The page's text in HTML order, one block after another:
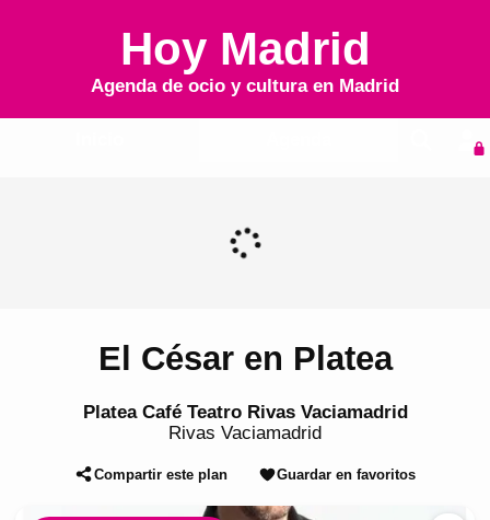
Hoy Madrid
Agenda de ocio y cultura en Madrid
El César en Platea
Platea Café Teatro Rivas Vaciamadrid
Rivas Vaciamadrid
Compartir este plan Guardar en favoritos